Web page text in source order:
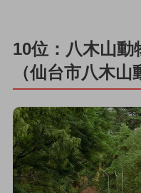
10位：八木山
（仙台市八木山